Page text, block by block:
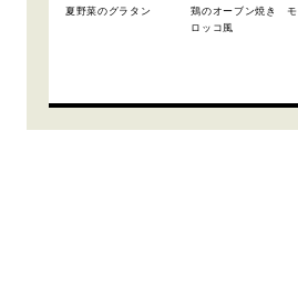
夏野菜のグラタン
鶏のオーブン焼き モ
ロッコ風